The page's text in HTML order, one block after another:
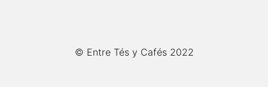
© Entre Tés y Cafés 2022